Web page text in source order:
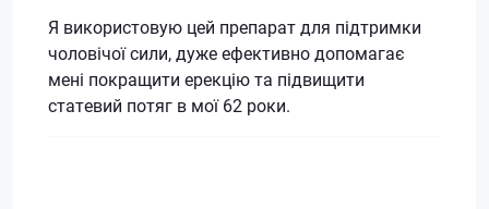
Я використовую цей препарат для підтримки
чоловічої сили, дуже ефективно допомагає
мені покращити ерекцію та підвищити
статевий потяг в мої 62 роки.